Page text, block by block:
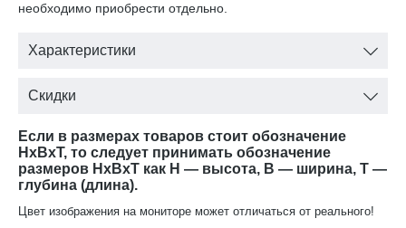
необходимо приобрести отдельно.
Характеристики
Скидки
Если в размерах товаров стоит обозначение
HxBxT, то следует принимать обозначение
размеров HxBxT как H — высота, B — ширина, T —
глубина (длина).
Цвет изображения на мониторе может отличаться от реального!